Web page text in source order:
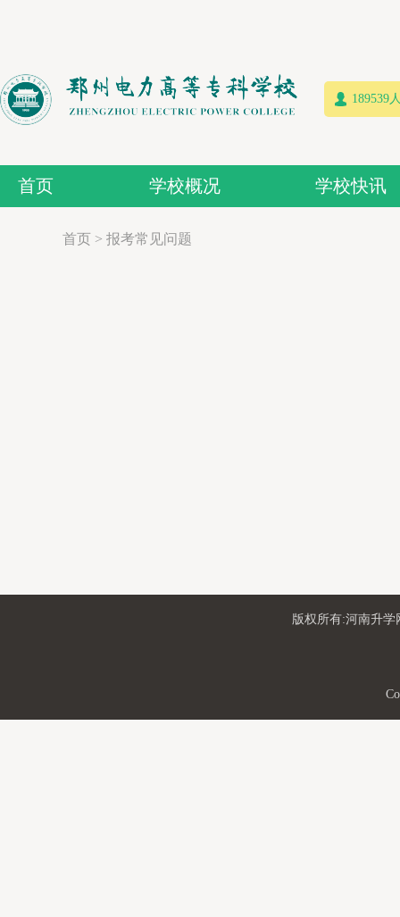
189539
首页 学校概况 学校快讯
首页 > 报考常见问题
版权所有:河南升